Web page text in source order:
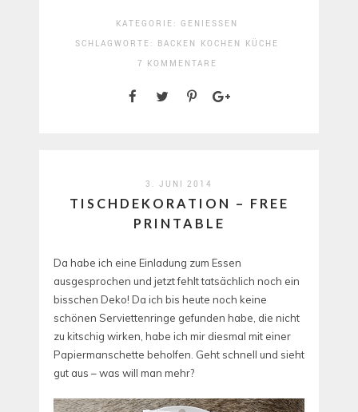
KATEGORIE: GENIESSEN
SCHLAGWORTE: BACKEN KOCHEN
KÜCHE
7 KOMMENTARE
3. JUNI 2014
TISCHDEKORATION – FREE
PRINTABLE
Da habe ich eine Einladung zum Essen
ausgesprochen und jetzt fehlt tatsächlich noch ein
bisschen Deko! Da ich bis heute noch keine
schönen Serviettenringe gefunden habe, die nicht
zu kitschig wirken, habe ich mir diesmal mit einer
Papiermanschette beholfen. Geht schnell und sieht
gut aus – was will man mehr?